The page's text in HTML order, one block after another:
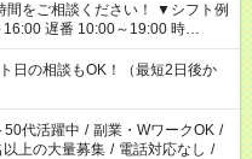
相談ください！ ▼シフト例
遅番 10:00～19:00 時
のスタートがいい」 「お昼の時
希望があれば教えてください
日の相談もOK！（最短2日後か
50代活躍中 / 副業・WワークOK /
以上の大量募集 / 電話対応なし /